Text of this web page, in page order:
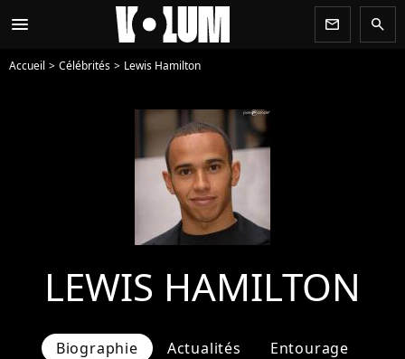
menu newsletter search
Accueil Célébrités Lewis Hamilton
LEWIS HAMILTON
Biographie Actualités Entourage